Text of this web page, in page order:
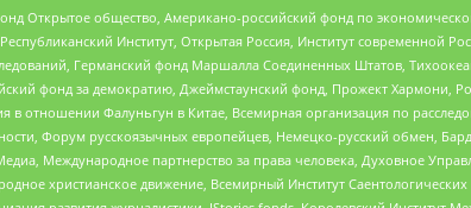
Открытое общество, Американо-российский фонд по
Институт, Открытая Россия, Институт современной
Германский фонд Маршалла Соединенных Штатов,
фонд за демократию, Джеймстаунский фонд, Прожект Хармони,
отношении Фалуньгун в Китае, Всемирная организация по
Форум русскоязычных европейцев, Немецко-русский обмен,
Международное партнерство за права человека, Духовное
христианское движение, Всемирный Институт